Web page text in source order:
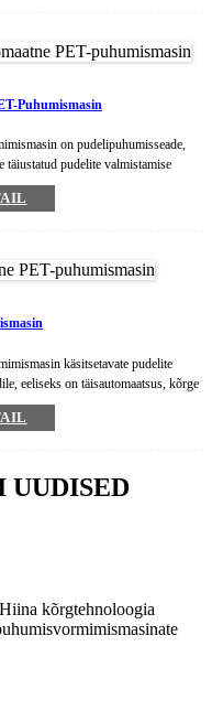
projekteerida ja kasutada madala
muudab kasutamise lihtsaks ja
Puhumismasin
on pudelipuhumisseade,
täiustatud pudelite valmistamise
automatiseerituse tase, kõrge
masina jõudlus, lihtne
laialdaselt toiduainetes, jookides,
tootmises.
käsitsetavate pudelite
eeliseks on täisautomaatsus, kõrge
koostis, kõrge efektiivsus, madal
Masinat kasutatakse laialdaselt.
UUDISED
kõrgtehnoloogia